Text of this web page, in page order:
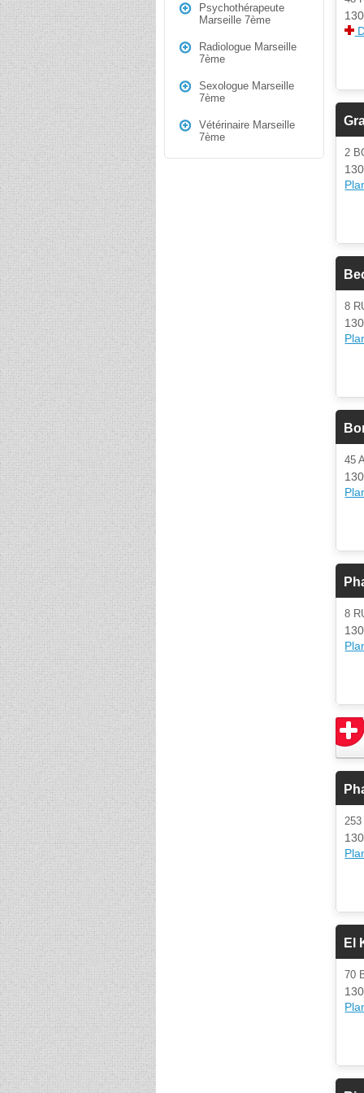
Psychothérapeute
Marseille 7ème
Radiologue Marseille
7ème
Sexologue Marseille
7ème
Vétérinaire Marseille
7ème
2
8
45
8
El
70